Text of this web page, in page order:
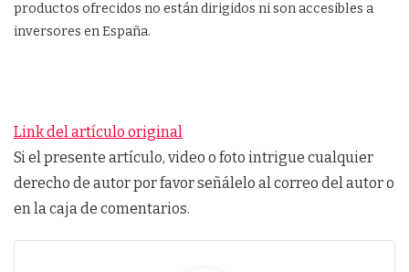
productos ofrecidos no están dirigidos ni son accesibles a
inversores en España.
Link del artículo original
Si el presente artículo, video o foto intrigue cualquier
derecho de autor por favor señálelo al correo del autor o
en la caja de comentarios.